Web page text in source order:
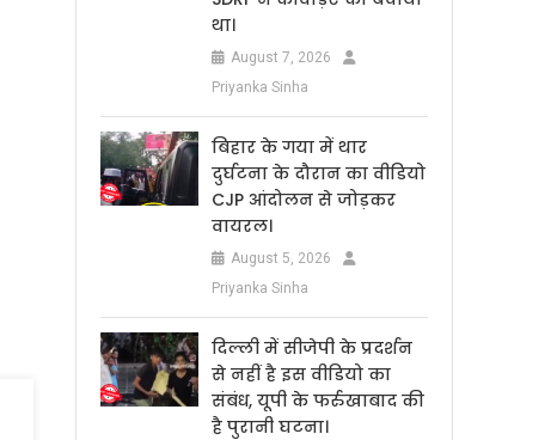
था।
August 7, 2026
Priyanka Sinha
बिहार के गया में थार
दुर्घटना के दौरान का वीडियो
CJP आंदोलन से जोड़कर
वायरल।
August 5, 2026
Priyanka Sinha
दिल्ली में सीजेपी के प्रदर्शन
से नहीं है इस वीडियो का
संबंध, यूपी के फर्रुखाबाद की
है पुरानी घटना।